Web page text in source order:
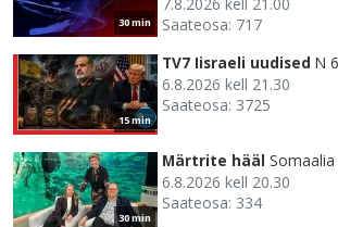
30 min
Saateosa: 717
15 min
TV7 Iisraeli uudised N
6.8.2026 kell 21.30
Saateosa: 3725
30 min
Märtrite hääl
6.8.2026 kell 20.30
Saateosa: 334